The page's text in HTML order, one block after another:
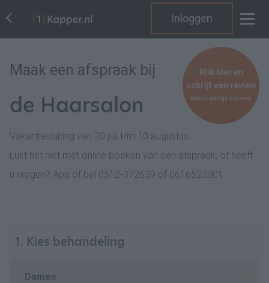
Inloggen
Maak een afspraak bij
de Haarsalon
Vakantiesluiting van 20 juli t/m 10 augustus.
Lukt het niet met online boeken van een afspraak, of heeft
u vragen? App of bel 0512-372639 of 0616523301.
Klik hier en
schrijf een review
van je vorige bezoek
1. Kies behandeling
Dames